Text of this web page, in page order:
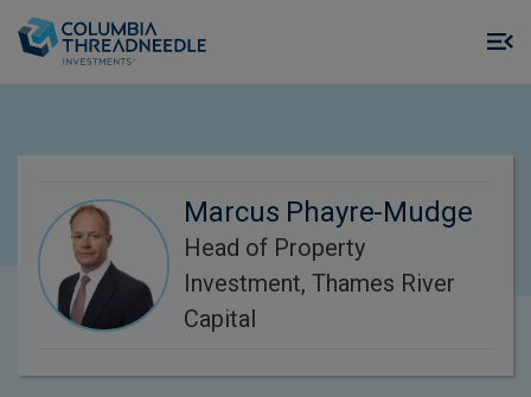
Marcus Phayre-Mudge
Head of Property
Investment, Thames River
Capital